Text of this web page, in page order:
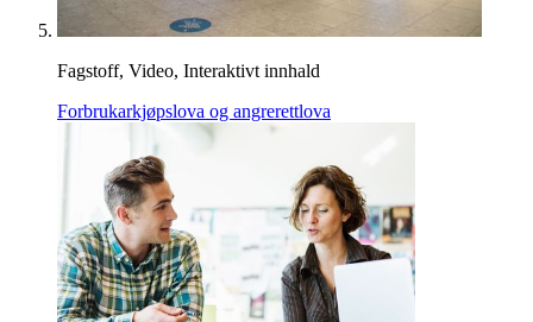
Fagstoff, Video, Interaktivt innhald
Forbrukarkjøpslova og angrerettlova